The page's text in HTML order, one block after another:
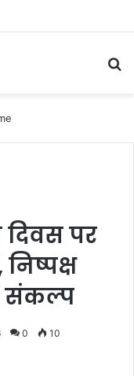
दिवस पर
संकल्प
0 10